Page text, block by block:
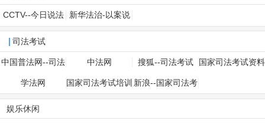
CCTV--今日说法 新华法治-以案说
司法考试
中国普法网--司法
考试
中法网 搜狐--司法考试 国家司法考试资料
学法网 国家司法考试培训 新浪--国家司法考
娱乐休闲